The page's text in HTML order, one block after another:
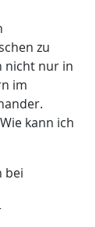
zu
nicht nur in
im
kann ich
bei